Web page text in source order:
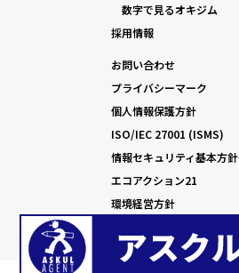
数字で見るオキジム
採用情報
お問い合わせ
プライバシーマーク
個人情報保護方針
ISO/IEC 27001 (ISMS)
情報セキュリティ基本方針
エコアクション21
環境経営方針